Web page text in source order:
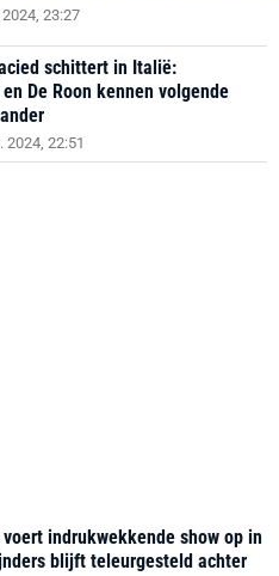
23:27
schittert in Italië:
De Roon kennen volgende
2024, 22:51
indrukwekkende show op in
blijft teleurgesteld achter